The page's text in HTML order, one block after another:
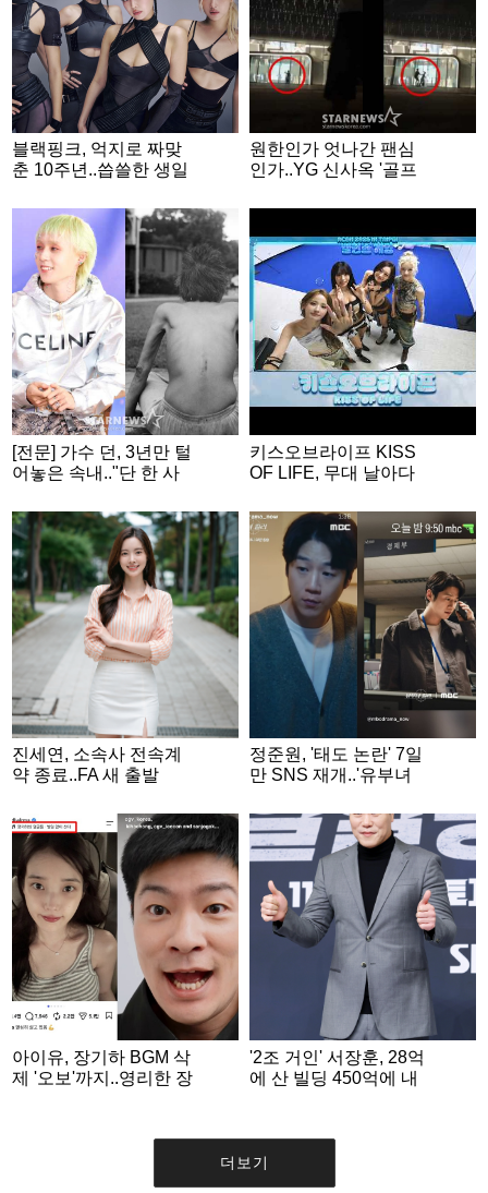
블랙핑크, 억지로 짜맞
춘 10주년..씁쓸한 생일
원한인가 엇나간 팬심
인가..YG 신사옥 '골프
[종합]
[전문] 가수 던, 3년만 털
어놓은 속내.."단 한 사
키스오브라이프 KISS
OF LIFE, 무대 날아다
CON 2026 밸런스게
임|‘Would you rather’ g
ame | ENG SUB #ACO
N2026
진세연, 소속사 전속계
약 종료..FA 새 출발
정준원, '태도 논란' 7일
만 SNS 재개..'유부녀
이슈]
아이유, 장기하 BGM 삭
제 '오보'까지..영리한 장
'2조 거인' 서장훈, 28억
에 산 빌딩 450억에 내
더보기